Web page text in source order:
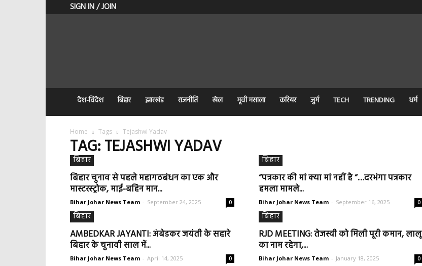
SIGN IN / JOIN
देश-विदेश बिहार झारखंड राजनीति खेल मूवी मसाला करियर जुर्म TECH TRENDING धर्म
Home Tags Tejashwi Yadav
TAG: TEJASHWI YADAV
बिहार
बिहार चुनाव से पहले महागठबंधन का एक और
मास्टरस्ट्रोक, माई-बहिन मान...
Bihar Johar News Team - September 24, 2025 0
बिहार
“पत्रकार की मां क्या मां नहीं है “…दरभंगा पत्रकार
हमला मामले...
Bihar Johar News Team - September 16, 2025 0
बिहार
AMBEDKAR JAYANTI: अंबेडकर जयंती के सहारे
बिहार के चुनावी साल में...
Bihar Johar News Team - April 14, 2025 0
बिहार
RJD MEETING: तेजस्वी को मिली पूरी कमान, लालू
का नाम रहेगा,...
Bihar Johar News Team - January 18, 2025 0